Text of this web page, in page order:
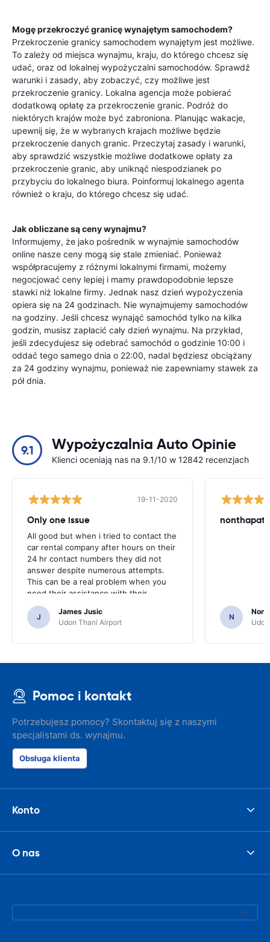
Mogę przekroczyć granicę wynajętym samochodem?
Przekroczenie granicy samochodem wynajętym jest możliwe.
To zależy od miejsca wynajmu, kraju, do którego chcesz się
udać, oraz od lokalnej wypożyczalni samochodów. Sprawdź
warunki i zasady, aby zobaczyć, czy możliwe jest
przekroczenie granicy. Lokalna agencja może pobierać
dodatkową opłatę za przekroczenie granic. Podróż do
niektórych krajów może być zabroniona. Planując wakacje,
upewnij się, że w wybranych krajach możliwe będzie
przekroczenie danych granic. Przeczytaj zasady i warunki,
aby sprawdzić wszystkie możliwe dodatkowe opłaty za
przekroczenie granic, aby uniknąć niespodzianek po
przybyciu do lokalnego biura. Poinformuj lokalnego agenta
również o kraju, do którego chcesz się udać.
Jak obliczane są ceny wynajmu?
Informujemy, że jako pośrednik w wynajmie samochodów
online nasze ceny mogą się stale zmieniać. Ponieważ
współpracujemy z różnymi lokalnymi firmami, możemy
negocjować ceny lepiej i mamy prawdopodobnie lepsze
stawki niż lokalne firmy. Jednak nasz dzień wypożyczenia
opiera się na 24 godzinach. Nie wynajmujemy samochodów
na godziny. Jeśli chcesz wynająć samochód tylko na kilka
godzin, musisz zapłacić cały dzień wynajmu. Na przykład,
jeśli zdecydujesz się odebrać samochód o godzinie 10:00 i
oddać tego samego dnia o 22:00, nadal będziesz obciążany
za 24 godziny wynajmu, ponieważ nie zapewniamy stawek za
pół dnia.
9.1 Wypożyczalnia Auto Opinie
Klienci oceniają nas na 9.1/10 w 12842 recenzjach
19-11-2020
Only one issue
All good but when i tried to contact the
car rental company after hours on their
24 hr contact numbers they did not
answer despite numerous attempts.
This can be a real problem when you
need their assistance with their
services or car.
J
James Jusic
Udon Thani Airport
nonthapat
N
Pomoc i kontakt
Potrzebujesz pomocy? Skontaktuj się z naszymi
specjalistami ds. wynajmu.
Obsługa klienta
Konto
O nas